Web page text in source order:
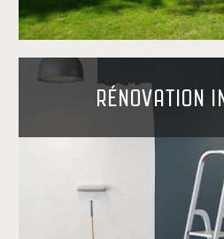
RÉNOVATION